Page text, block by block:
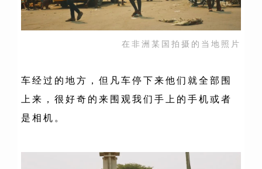
在非洲某国拍摄的当地照片
车经过的地方，但凡车停下来他们就全部围
上来，很好奇的来围观我们手上的手机或者
是相机。